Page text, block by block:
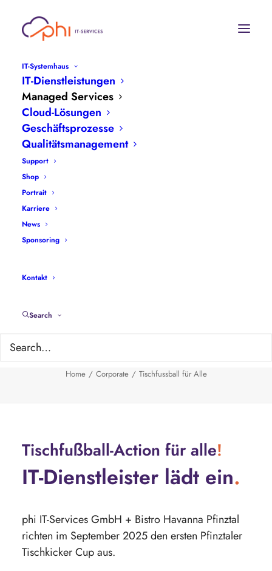
IT-Systemhaus
IT-Dienstleistungen
Managed Services
Cloud-Lösungen
Geschäftsprozesse
Qualitätsmanagement
Support
Shop
Portrait
Karriere
News
Sponsoring
Kontakt
Search
Home Corporate Tischfussball für Alle
Tischfußball-Action für alle!
IT-Dienstleister lädt ein.
phi IT-Services GmbH + Bistro Havanna Pfinztal
richten im September 2025 den ersten Pfinztaler
Tischkicker Cup aus.